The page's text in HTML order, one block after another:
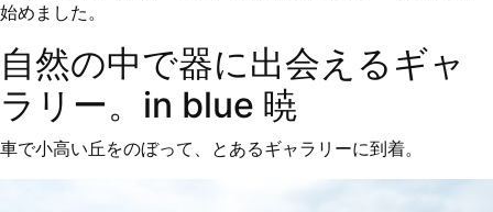
始めました。
自然の中で器に出会えるギャ
ラリー。in blue 暁
車で小高い丘をのぼって、とあるギャラリーに到着。